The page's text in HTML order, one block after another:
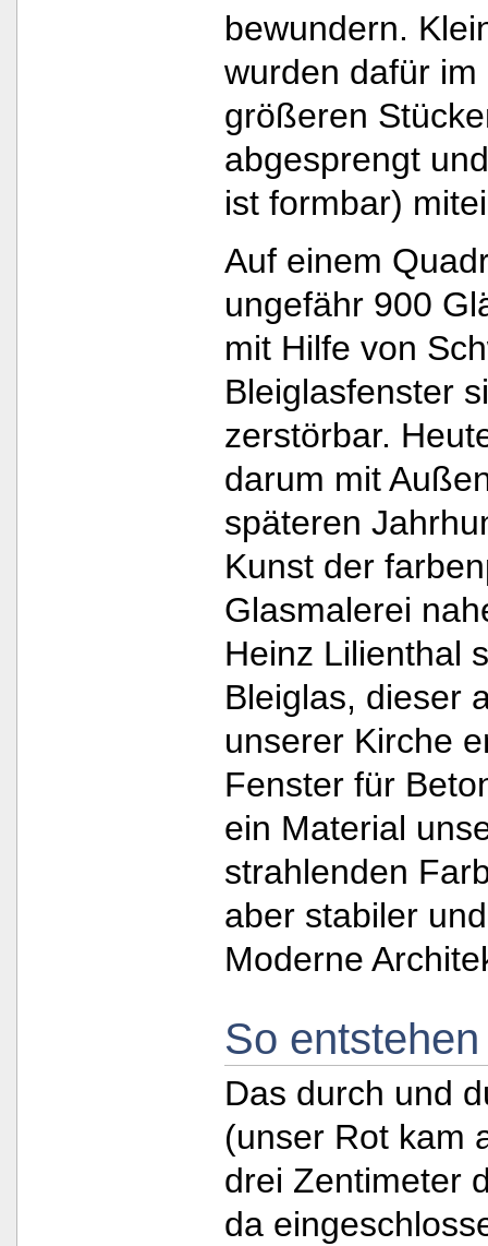
bewundern.
wurden dafür
größeren
abgesprengt
ist formbar)
Auf einem
ungefähr 900
mit Hilfe von
Bleiglasfenster
zerstörbar.
darum mit
späteren
Kunst der
Glasmalerei
Heinz Lilienthal
Bleiglas, dieser
unserer Kirche
Fenster für
ein Material
strahlenden
aber stabiler
Moderne
So
Das durch und
(unser Rot kam
drei Zentimeter
da